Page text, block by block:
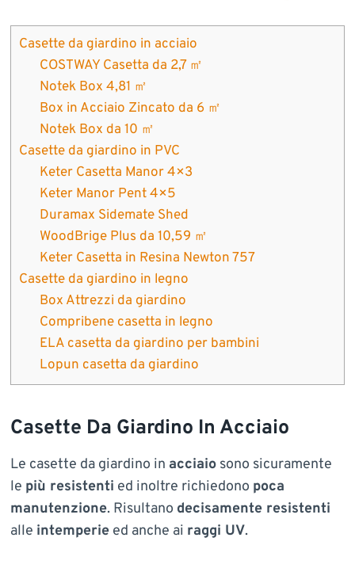
Casette da giardino in acciaio
COSTWAY Casetta da 2,7 ㎡
Notek Box 4,81 ㎡
Box in Acciaio Zincato da 6 ㎡
Notek Box da 10 ㎡
Casette da giardino in PVC
Keter Casetta Manor 4×3
Keter Manor Pent 4×5
Duramax Sidemate Shed
WoodBrige Plus da 10,59 ㎡
Keter Casetta in Resina Newton 757
Casette da giardino in legno
Box Attrezzi da giardino
Compribene casetta in legno
ELA casetta da giardino per bambini
Lopun casetta da giardino
Casette Da Giardino In Acciaio
Le casette da giardino in acciaiosono sicuramente
le più resistenti ed inoltre richiedono poca
manutenzione. Risultano decisamente resistenti
alle intemperieed anche ai raggi UV.